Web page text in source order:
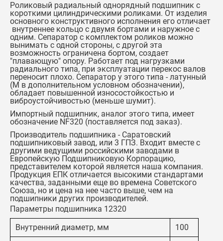
Роликовый радиальный однорядный подшипник с
короткими цилиндрическими роликами. От изделия
основного конструктивного исполнения его отличает
внутреннее кольцо с двумя бортами и наружное с
одним. Сепаратор с комплектом роликов можно
вынимать с одной стороны, с другой эта
возможность ограничена бортом, создает
"плавающую" опору. Работает под нагрузками
радиального типа, при эксплуатации перекос валов
переносит плохо. Сепаратор у этого типа - латунный
(М в дополнительном условном обозначении),
обладает повышенной износостойкостью и
виброустойчивостью (меньше шумит).
Импортный подшипник, аналог этого типа, имеет
обозначение NF320 (поставляется под заказ).
Производитель подшипника - Саратовский
подшипниковый завод, или 3 ГПЗ. Входит вместе с
другими ведущими российскими заводами в
Европейскую Подшипниковую Корпорацию,
представителем которой является наша компания.
Продукция ЕПК отличается высокими стандартами
качества, заданными еще во времена Советского
Союза, но и цена на нее часто выше, чем на
подшипники других производителей.
Параметры подшипника 12320
Внутренний диаметр, мм
100